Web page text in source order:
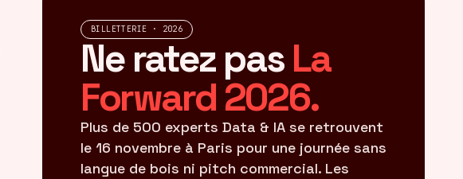
BILLETTERIE · 2026
Ne ratez pas La
Forward 2026.
Plus de 500 experts Data & IA se retrouvent
le 16 novembre à Paris pour une journée sans
langue de bois ni pitch commercial. Les